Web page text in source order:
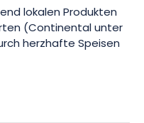
lokalen Produkten
(Continental unter
herzhafte Speisen